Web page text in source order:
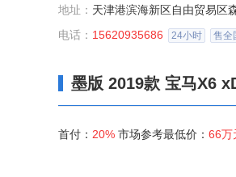
地址： 天津港滨海新区自由贸易区森扬
电话： 15620935686 24小时 售全
墨版 2019款 宝马X6
首付： 20% 市场参考最低价： 66万